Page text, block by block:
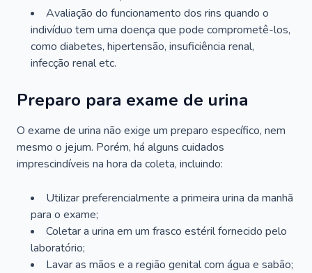
Avaliação do funcionamento dos rins quando o
indivíduo tem uma doença que pode comprometê-los,
como diabetes, hipertensão, insuficiência renal,
infecção renal etc.
Preparo para exame de urina
O exame de urina não exige um preparo específico, nem
mesmo o jejum. Porém, há alguns cuidados
imprescindíveis na hora da coleta, incluindo:
Utilizar preferencialmente a primeira urina da manhã
para o exame;
Coletar a urina em um frasco estéril fornecido pelo
laboratório;
Lavar as mãos e a região genital com água e sabão;